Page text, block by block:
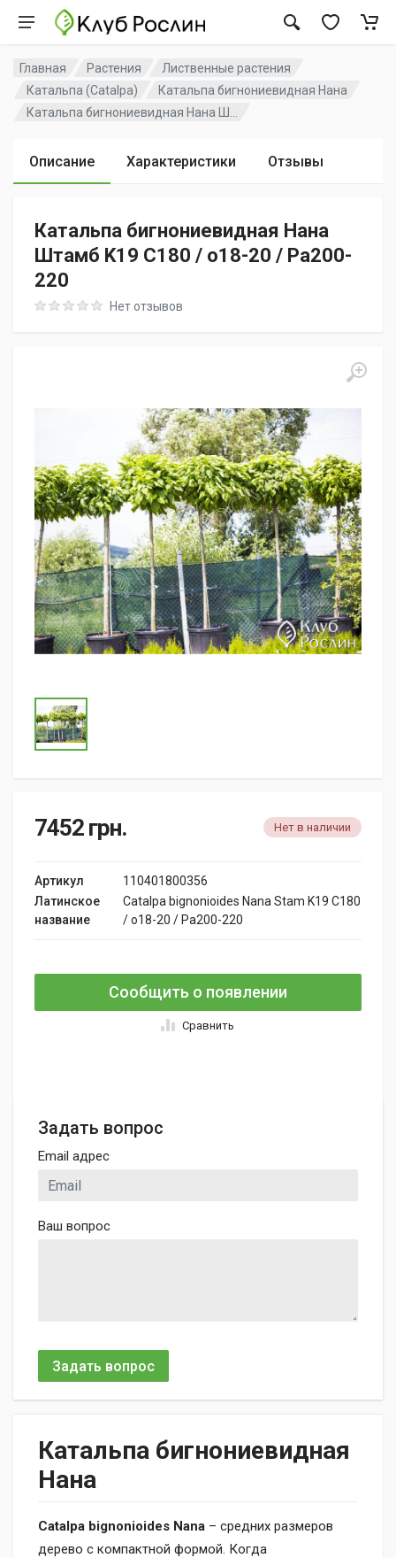
Главная Растения
Лиственные растения
Катальпа (Catalpa)
Катальпа бигнониевидная Нана
Катальпа бигнониевидная Нана Ш...
Описание Характеристики Отзывы
Катальпа бигнониевидная Нана
Штамб K19 C180 / o18-20 / Pa200-
220
Rating: 0 out of 5Нет отзывов
7452 грн. Нет в наличии
Артикул
110401800356
Латинское
название
Catalpa bignonioides Nana Stam K19 C180
/ o18-20 / Pa200-220
Сообщить о появлении
Сравнить
Задать вопрос
Email адрес
Ваш вопрос
Задать вопрос
Катальпа бигнониевидная
Нана
Catalpa bignonioides Nana – средних размеров
дерево с компактной формой. Когда